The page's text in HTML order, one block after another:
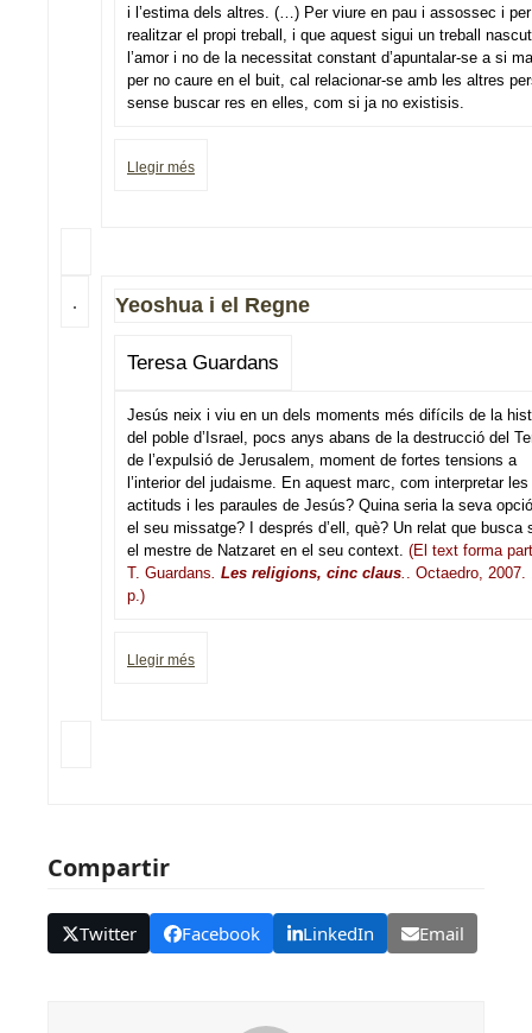
i l’estima dels altres. (…) Per viure en pau i assossec i
realitzar el propi treball, i que aquest sigui un treball
l’amor i no de la necessitat constant d’apuntalar-se a si
per no caure en el buit, cal relacionar-se amb les altres
sense buscar res en elles, com si ja no existisis.
Llegir més
Yeoshua i el Regne
Teresa Guardans
Jesús neix i viu en un dels moments més difícils de la
del poble d’Israel, pocs anys abans de la destrucció del
de l’expulsió de Jerusalem, moment de fortes tensions a
l’interior del judaisme. En aquest marc, com interpretar les
actituds i les paraules de Jesús? Quina seria la seva
el seu missatge? I després d’ell, què? Un relat que busca
el mestre de Natzaret en el seu context. (El text forma
T. Guardans. Les religions, cinc claus. . Octaedro, 2007.
p.)
Llegir més
Compartir
Twitter Facebook LinkedIn Email